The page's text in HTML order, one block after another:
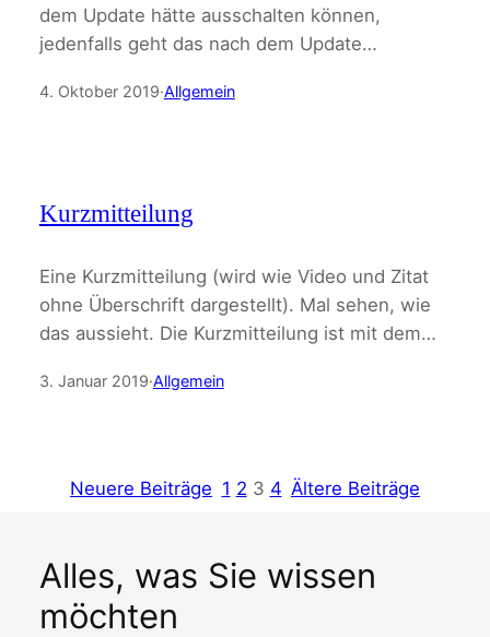
dem Update hätte ausschalten können,
jedenfalls geht das nach dem Update…
4. Oktober 2019·Allgemein
Kurzmitteilung
Eine Kurzmitteilung (wird wie Video und Zitat
ohne Überschrift dargestellt). Mal sehen, wie
das aussieht. Die Kurzmitteilung ist mit dem…
3. Januar 2019·Allgemein
Neuere Beiträge 1 2 3 4 Ältere Beiträge
Alles, was Sie wissen
möchten